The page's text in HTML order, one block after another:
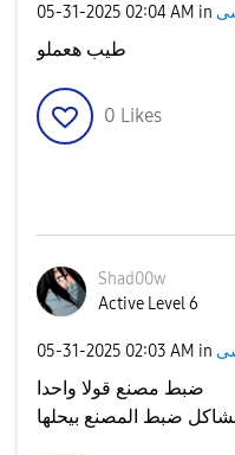
‎05-31-2025 02:04 AM in
طيب هعملو
0 Likes
Shad00w
Active Level 6
‎05-31-2025 02:03 AM in
ضبط مصنع قولا واحدا
ضبط المصنع بيحلها